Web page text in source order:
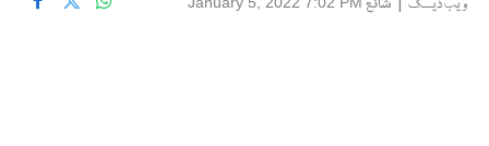
ویب ڈیسک